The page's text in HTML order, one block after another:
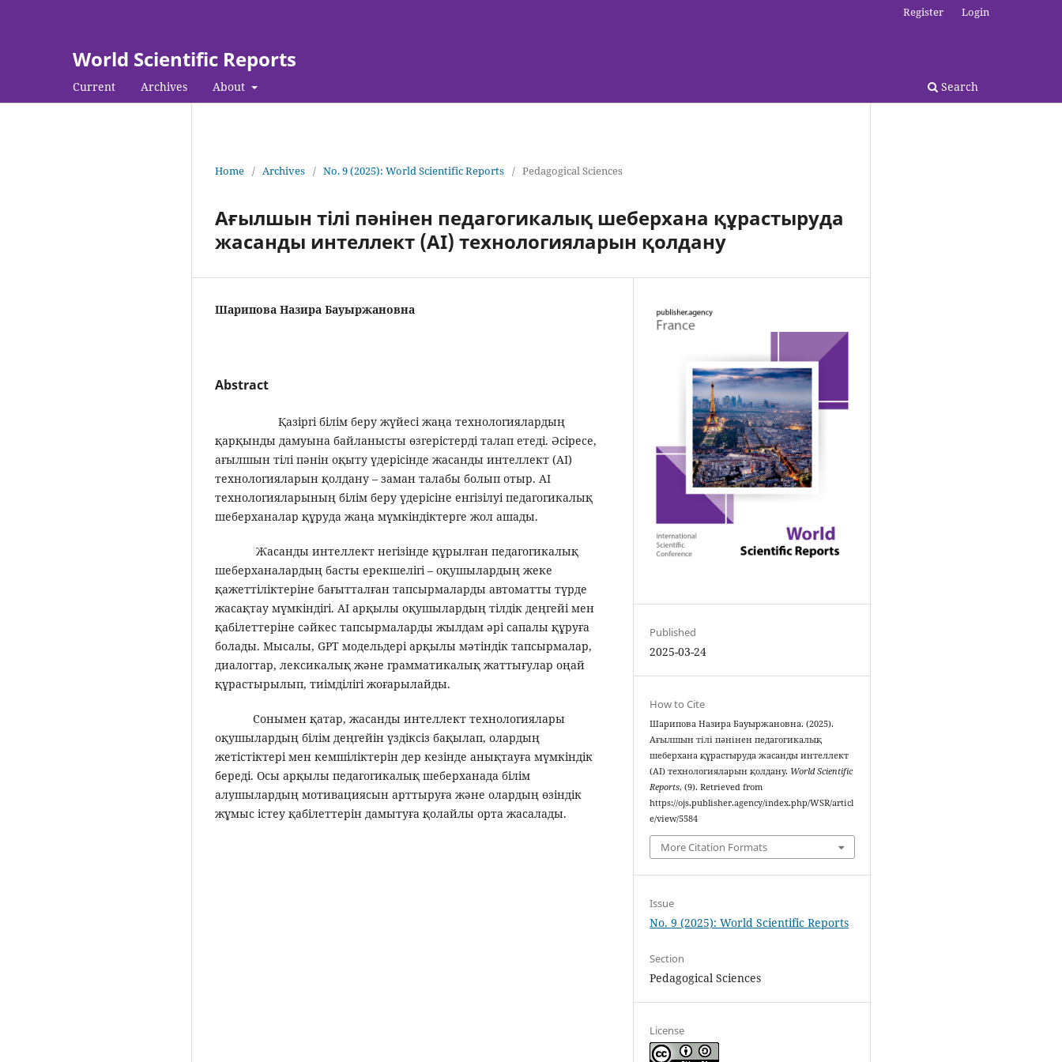
World Scientific Reports
Current Archives About Search
Register Login
Home / Archives / No. 9 (2025): World Scientific Reports / Pedagogical Sciences
Ағылшын тілі пәнінен педагогикалық шеберхана құрастыруда
жасанды интеллект (AI) технологияларын қолдану
Шарипова Назира Бауыржановна
Abstract
Қазіргі білім беру жүйесі жаңа технологиялардың
қарқынды дамуына байланысты өзгерістерді талап етеді. Әсіресе,
ағылшын тілі пәнін оқыту үдерісінде жасанды интеллект (AI)
технологияларын қолдану – заман талабы болып отыр. AI
технологияларының білім беру үдерісіне енгізілуі педагогикалық
шеберханалар құруда жаңа мүмкіндіктерге жол ашады.
Жасанды интеллект негізінде құрылған педагогикалық
шеберханалардың басты ерекшелігі – оқушылардың жеке
қажеттіліктеріне бағытталған тапсырмаларды автоматты түрде
жасақтау мүмкіндігі. AI арқылы оқушылардың тілдік деңгейі мен
қабілеттеріне сәйкес тапсырмаларды жылдам әрі сапалы құруға
болады. Мысалы, GPT модельдері арқылы мәтіндік тапсырмалар,
диалогтар, лексикалық және грамматикалық жаттығулар оңай
құрастырылып, тиімділігі жоғарылайды.
Сонымен қатар, жасанды интеллект технологиялары
оқушылардың білім деңгейін үздіксіз бақылап, олардың
жетістіктері мен кемшіліктерін дер кезінде анықтауға мүмкіндік
береді. Осы арқылы педагогикалық шеберханада білім
алушылардың мотивациясын арттыруға және олардың өзіндік
жұмыс істеу қабілеттерін дамытуға қолайлы орта жасалады.
Published
2025-03-24
How to Cite
Шарипова Назира Бауыржановна. (2025).
Ағылшын тілі пәнінен педагогикалық
шеберхана құрастыруда жасанды интеллект
(AI) технологияларын қолдану. World Scientific
Reports, (9). Retrieved from
https://ojs.publisher.agency/index.php/WSR/articl
e/view/5584
More Citation Formats
Issue
No. 9 (2025): World Scientific Reports
Section
Pedagogical Sciences
License